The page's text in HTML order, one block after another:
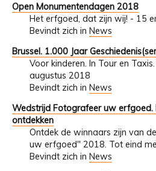
Open Monumentendagen 2018
Het erfgoed, dat zijn wij! - 15
Bevindt zich in News
Brussel. 1.000 Jaar
Voor kinderen. In Tour en
augustus 2018
Bevindt zich in News
Wedstrijd Fotografeer uw erfgoed.
ontdekken
Ontdek de winnaars zijn van
uw erfgoed" 2018. Tot eind
Bevindt zich in News